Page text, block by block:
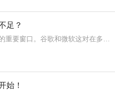
足？
始！